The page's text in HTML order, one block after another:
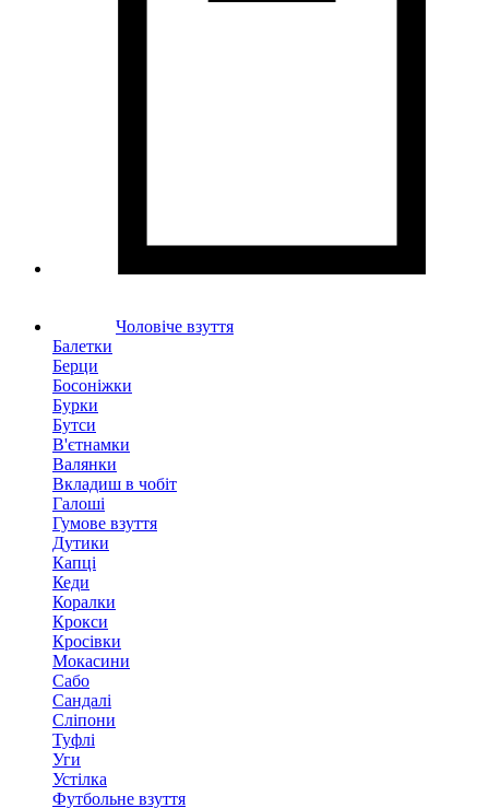
Чоловіче взуття
Балетки
Берци
Босоніжки
Бурки
Бутси
В'єтнамки
Валянки
Вкладиш в чобіт
Галоші
Гумове взуття
Дутики
Капці
Кеди
Коралки
Крокси
Кросівки
Мокасини
Сабо
Сандалі
Сліпони
Туфлі
Уги
Устілка
Футбольне взуття